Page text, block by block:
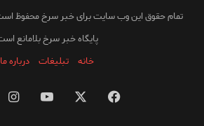
تمام حقوق این وب سایت برای خبر سرخ محفوظ
پایگاه خبر سرخ بلامانع
خانه
تبلیغات درباره ما
فیس
یوتیوب